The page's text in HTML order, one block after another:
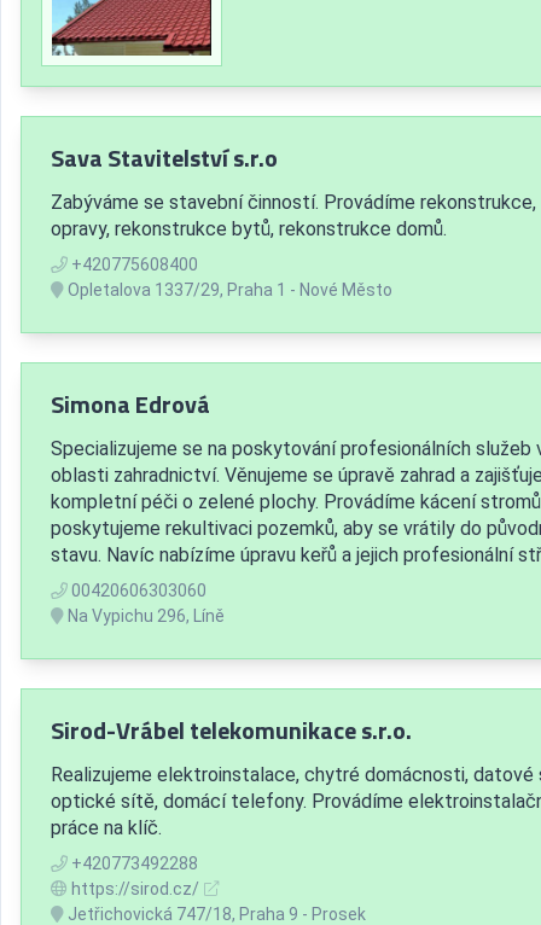
Sava Stavitelství s.r.o
Zabýváme se stavební činností. Provádíme rekonstrukce,
opravy, rekonstrukce bytů, rekonstrukce domů.
+420775608400
Opletalova 1337/29, Praha 1 - Nové Město
Simona Edrová
Specializujeme se na poskytování profesionálních služeb
oblasti zahradnictví. Věnujeme se úpravě zahrad a
kompletní péči o zelené plochy. Provádíme kácení
poskytujeme rekultivaci pozemků, aby se vrátily do
stavu. Navíc nabízíme úpravu keřů a jejich profesionální
00420606303060
Na Vypichu 296, Líně
Sirod-Vrábel telekomunikace s.r.o.
Realizujeme elektroinstalace, chytré domácnosti, datové
optické sítě, domácí telefony. Provádíme
práce na klíč.
+420773492288
https://sirod.cz/
Jetřichovická 747/18, Praha 9 - Prosek